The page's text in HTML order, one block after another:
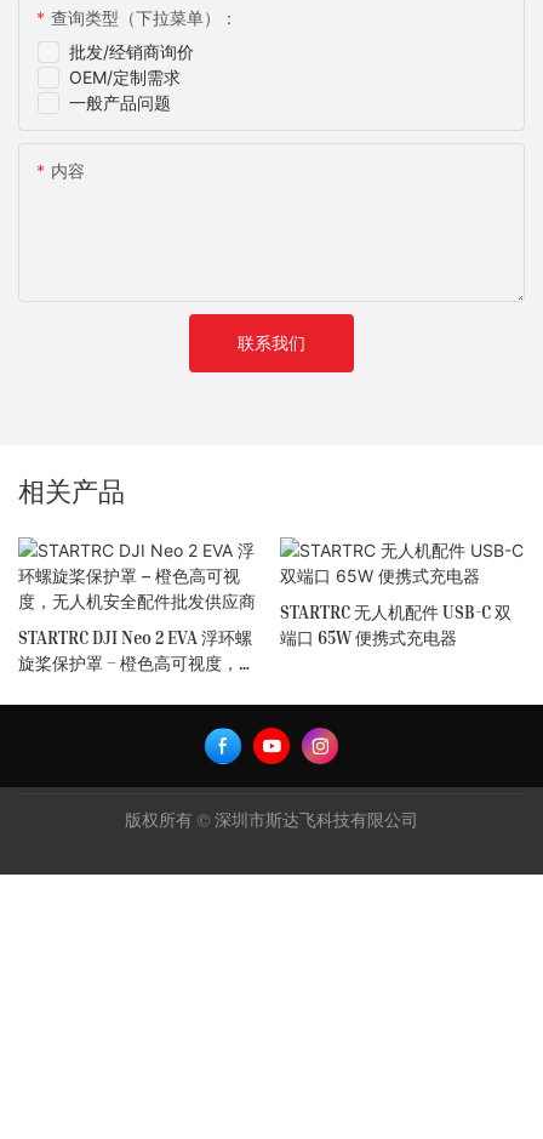
批发/经销商询价
OEM/定制需求
一般产品问题
查询类型（下拉菜单）：
内容
联系我们
相关产品
STARTRC DJI Neo 2 EVA 浮环螺
旋桨保护罩 – 橙色高可视度，无
STARTRC 无人机配件 USB-C 双
端口 65W 便携式充电器
版权所有 © 深圳市斯达飞科技有限公司